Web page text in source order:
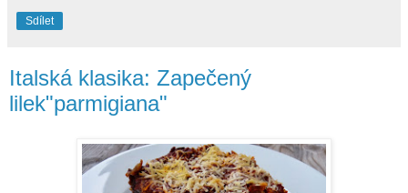
Sdílet
Italská klasika: Zapečený
lilek"parmigiana"